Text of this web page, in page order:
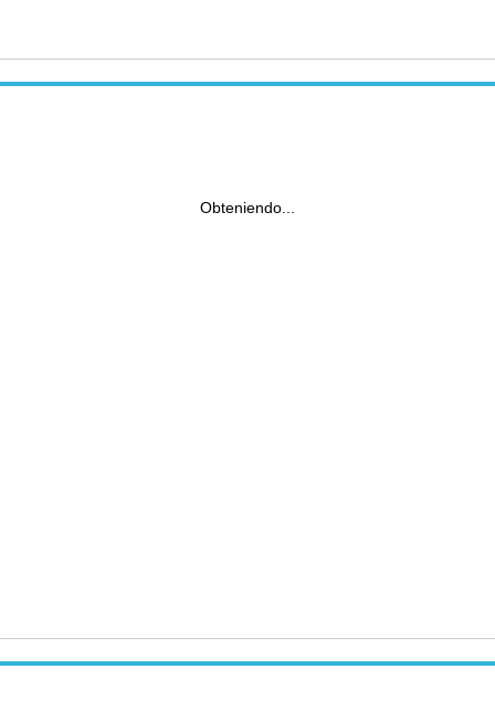
Obteniendo...